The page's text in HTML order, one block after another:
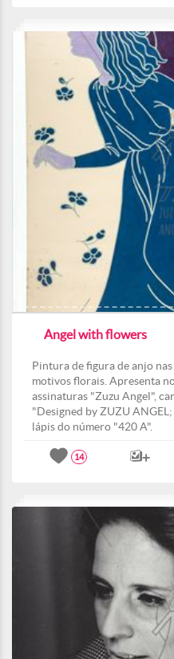
Angel with flowers
Pintura de figura de anjo
motivos florais. Apresenta
assinaturas "Zuzu Angel",
"Designed by ZUZU
lápis do número "420 A".
14